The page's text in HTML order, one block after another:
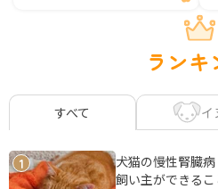
ランキ
すべて イ
1
犬猫の慢性腎臓
飼い主ができるこ